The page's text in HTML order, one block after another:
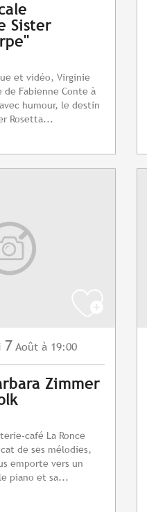
Sister
et vidéo, Virginie
de Fabienne Conte à
humour, le destin
Rosetta...
7 Août à 19:00
Zimmer
café La Ronce
de ses mélodies,
emporte vers un
piano et sa...